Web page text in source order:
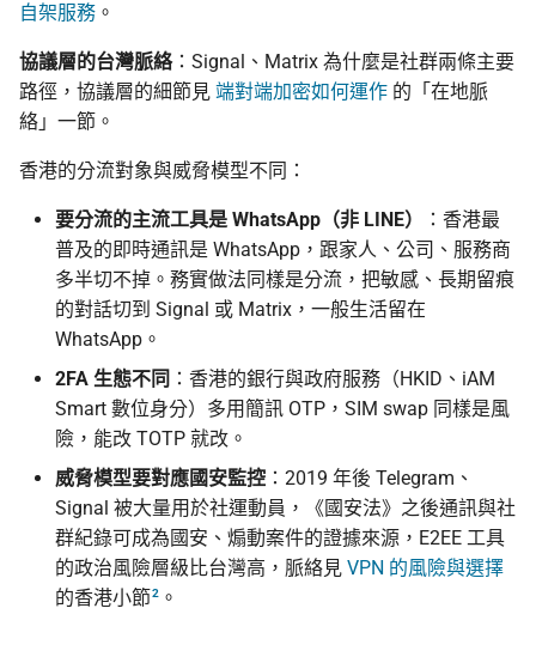
自架服務 。
協議層的台灣脈絡：Signal、Matrix 為什麼是社群兩條主要
路徑，協議層的細節見 端對端加密如何運作 的「在地脈
絡」一節。
香港的分流對象與威脅模型不同：
要分流的主流工具是 WhatsApp（非 LINE）
：香港最
普及的即時通訊是 WhatsApp，跟家人、公司、服務商
多半切不掉。務實做法同樣是分流，把敏感、長期留痕
的對話切到 Signal 或 Matrix，一般生活留在
WhatsApp。
2FA 生態不同 ：香港的銀行與政府服務（HKID、iAM
Smart 數位身分）多用簡訊 OTP，SIM swap 同樣是風
險，能改 TOTP 就改。
威脅模型要對應國安監控 ：2019 年後 Telegram、
Signal 被大量用於社運動員，《國安法》之後通訊與社
群紀錄可成為國安、煽動案件的證據來源，E2EE 工具
的政治風險層級比台灣高，脈絡見 VPN 的風險與選擇
的香港小節2 。